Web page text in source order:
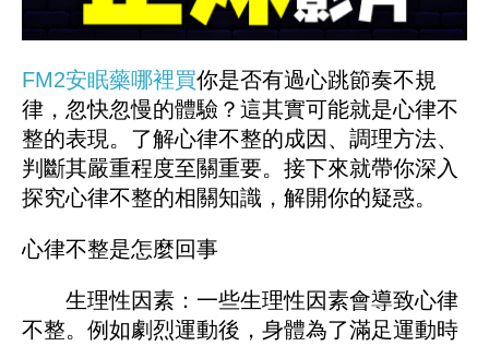
FM2安眠藥哪裡買你是否有過心跳節奏不規
律，忽快忽慢的體驗？這其實可能就是心律不
整的表現。了解心律不整的成因、調理方法、
判斷其嚴重程度至關重要。接下來就帶你深入
探究心律不整的相關知識，解開你的疑惑。
心律不整是怎麼回事
生理性因素：一些生理性因素會導致心律
不整。例如劇烈運動後，身體為了滿足運動時